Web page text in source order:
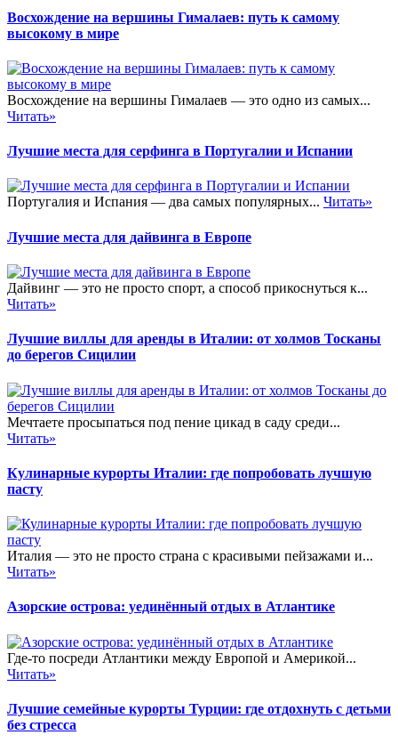
Восхождение на вершины Гималаев: путь к самому
высокому в мире
Восхождение на вершины Гималаев — это одно из самых...
Читать»
Лучшие места для серфинга в Португалии и Испании
Португалия и Испания — два самых популярных... Читать»
Лучшие места для дайвинга в Европе
Дайвинг — это не просто спорт, а способ прикоснуться к...
Читать»
Лучшие виллы для аренды в Италии: от холмов Тосканы
до берегов Сицилии
Мечтаете просыпаться под пение цикад в саду среди...
Читать»
Кулинарные курорты Италии: где попробовать лучшую
пасту
Италия — это не просто страна с красивыми пейзажами и...
Читать»
Азорские острова: уединённый отдых в Атлантике
Где-то посреди Атлантики между Европой и Америкой...
Читать»
Лучшие семейные курорты Турции: где отдохнуть с детьми
без стресса